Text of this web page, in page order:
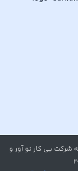
پی کار نو آور و